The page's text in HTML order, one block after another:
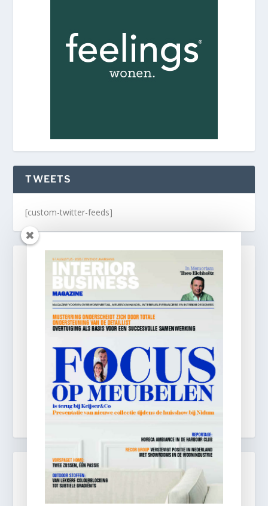
TWEETS
[custom-twitter-feeds]